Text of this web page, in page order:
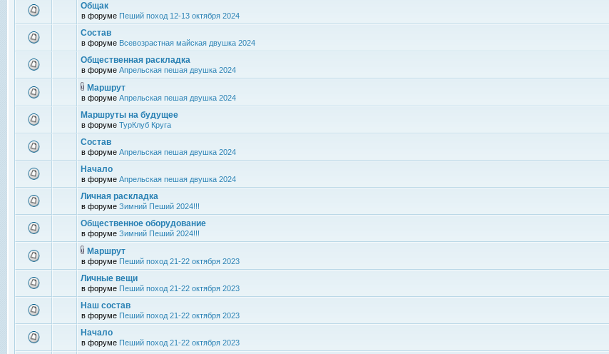
Общак
в форуме Пеший поход 12-13 октября 2024
Состав
в форуме Всевозрастная майская двушка 2024
Общественная раскладка
в форуме Апрельская пешая двушка 2024
Маршрут
в форуме Апрельская пешая двушка 2024
Маршруты на будущее
в форуме ТурКлуб Круга
Состав
в форуме Апрельская пешая двушка 2024
Начало
в форуме Апрельская пешая двушка 2024
Личная раскладка
в форуме Зимний Пеший 2024!!!
Общественное оборудование
в форуме Зимний Пеший 2024!!!
Маршрут
в форуме Пеший поход 21-22 октября 2023
Личные вещи
в форуме Пеший поход 21-22 октября 2023
Наш состав
в форуме Пеший поход 21-22 октября 2023
Начало
в форуме Пеший поход 21-22 октября 2023